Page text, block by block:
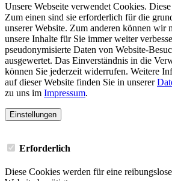
Unsere Webseite verwendet Cookies.
Zum einen sind sie erforderlich für die
unserer Website. Zum anderen können wir
unsere Inhalte für Sie immer weiter
pseudonymisierte Daten von Website-
ausgewertet. Das Einverständnis in die
können Sie jederzeit widerrufen. Weitere
auf dieser Website finden Sie in unserer
zu uns im Impressum.
Einstellungen
Erforderlich
Diese Cookies werden für eine